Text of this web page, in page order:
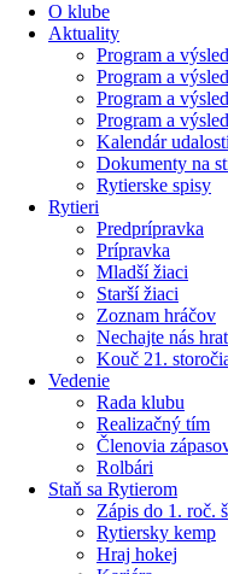
O klube
Aktuality
Program a
Program a
Program a
Program a
Kalendár
Dokumenty na
Rytierske spisy
Rytieri
Predprípravka
Prípravka
Mladší žiaci
Starší žiaci
Zoznam hráčov
Nechajte nás
Kouč 21.
Vedenie
Rada klubu
Realizačný tím
Členovia
Rolbári
Staň sa Rytierom
Zápis do 1. roč.
Rytiersky kemp
Hraj hokej